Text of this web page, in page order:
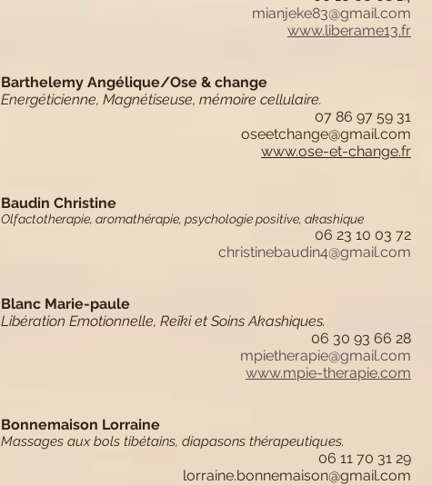
mianjeke83@gmail.com
www.liberame13.fr
Barthelemy Angélique/Ose & change
Energéticienne, Magnétiseuse, mémoire cellulaire.
07 86 97 59 31
oseetchange@gmail.com
www.ose-et-change.fr
Baudin Christine
Olfactotherapie, aromathérapie, psychologie positive, akashique
06 23 10 03 72
christinebaudin4@gmail.com
Blanc Marie-paule
Libération Emotionnelle, Reîki et Soins Akashiques.
06 30 93 66 28
mpietherapie@gmail.com
www.mpie-therapie.com
Bonnemaison Lorraine
Massages aux bols tibétains, diapasons thérapeutiques.
06 11 70 31 29
lorraine.bonnemaison@gmail.com